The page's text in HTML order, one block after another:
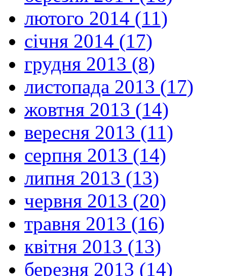
лютого 2014 (11)
січня 2014 (17)
грудня 2013 (8)
листопада 2013 (17)
жовтня 2013 (14)
вересня 2013 (11)
серпня 2013 (14)
липня 2013 (13)
червня 2013 (20)
травня 2013 (16)
квітня 2013 (13)
березня 2013 (14)